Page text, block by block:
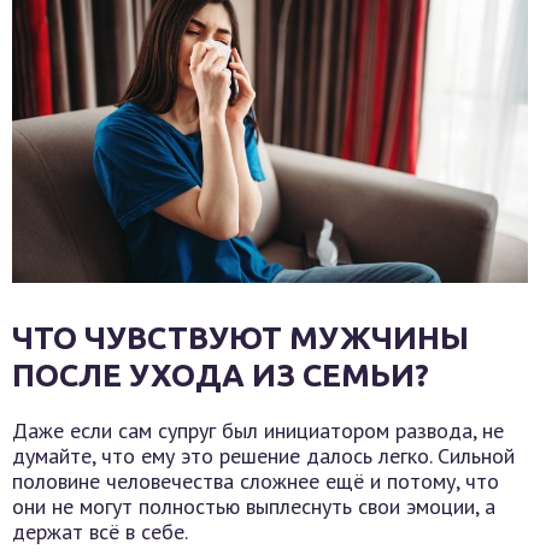
ЧТО ЧУВСТВУЮТ МУЖЧИНЫ
ПОСЛЕ УХОДА ИЗ СЕМЬИ?
Даже если сам супруг был инициатором развода, не
думайте, что ему это решение далось легко. Сильной
половине человечества сложнее ещё и потому, что
они не могут полностью выплеснуть свои эмоции, а
держат всё в себе.